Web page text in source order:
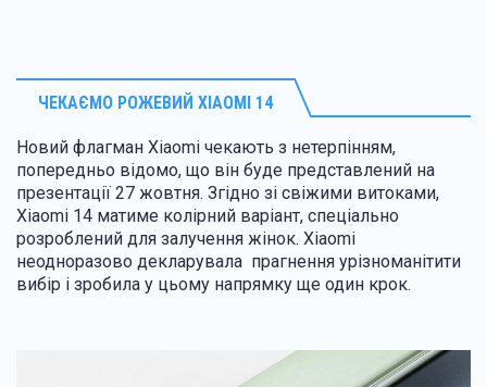
ЧЕКАЄМО РОЖЕВИЙ XIAOMI 14
Новий флагман Xiaomi чекають з нетерпінням,
попередньо відомо, що він буде представлений на
презентації 27 жовтня. Згідно зі свіжими витоками,
Xiaomi 14 матиме колірний варіант, спеціально
розроблений для залучення жінок. Xiaomi
неодноразово декларувала прагнення урізноманітити
вибір і зробила у цьому напрямку ще один крок.